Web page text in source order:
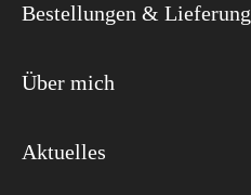
Bestellungen & Lieferung
Über mich
Aktuelles